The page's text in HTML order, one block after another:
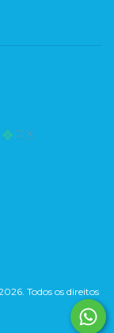
Todos os direitos